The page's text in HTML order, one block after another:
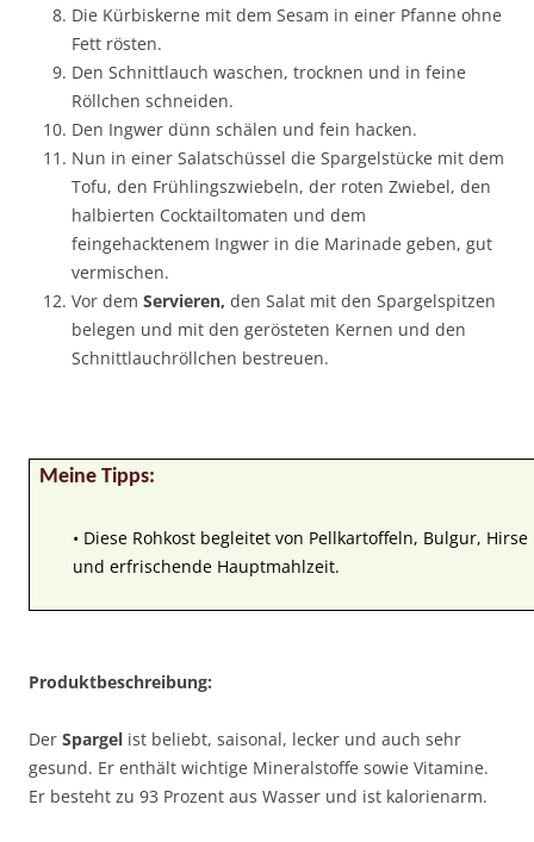
Die Kürbiskerne mit dem Sesam in einer Pfanne ohne
Fett rösten.
Den Schnittlauch waschen, trocknen und in feine
Röllchen schneiden.
Den Ingwer dünn schälen und fein hacken.
Nun in einer Salatschüssel die Spargelstücke mit dem
Tofu, den Frühlingszwiebeln, der roten Zwiebel, den
halbierten Cocktailtomaten und dem
feingehacktenem Ingwer in die Marinade geben, gut
vermischen.
Vor dem Servieren, den Salat mit den Spargelspitzen
belegen und mit den gerösteten Kernen und den
Schnittlauchröllchen bestreuen.
Meine Tipps:
• Diese Rohkost begleitet von Pellkartoffeln, Bulgur,
und erfrischende Hauptmahlzeit.
Produktbeschreibung:
Der Spargel ist beliebt, saisonal, lecker und auch sehr
gesund. Er enthält wichtige Mineralstoffe sowie Vitamine.
Er besteht zu 93 Prozent aus Wasser und ist kalorienarm.